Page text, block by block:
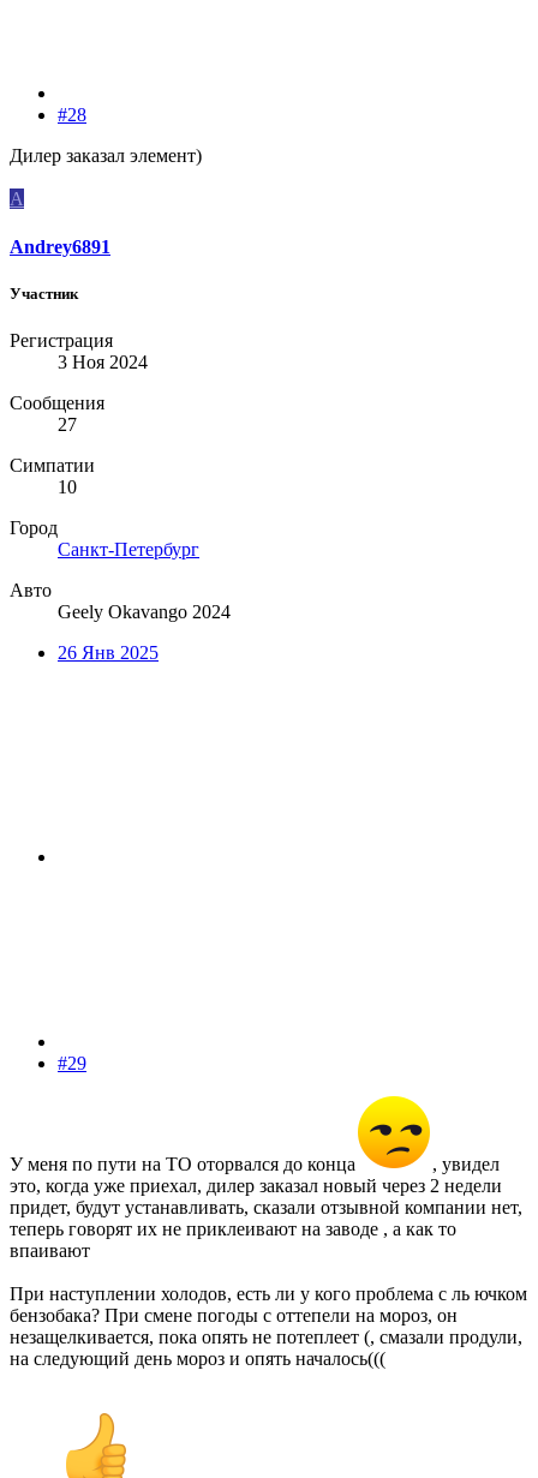
#28
Дилер заказал элемент)
A
Andrey6891
Участник
Регистрация
3 Ноя 2024
Сообщения
27
Симпатии
10
Город
Санкт-Петербург
Авто
Geely Okavango 2024
26 Янв 2025
#29
У меня по пути на ТО оторвался до конца
, увидел
это, когда уже приехал, дилер заказал новый через 2 недели
придет, будут устанавливать, сказали отзывной компании нет,
теперь говорят их не приклеивают на заводе , а как то
впаивают
При наступлении холодов, есть ли у кого проблема с ль ючком
бензобака? При смене погоды с оттепели на мороз, он
незащелкивается, пока опять не потеплеет (, смазали продули,
на следующий день мороз и опять началось(((